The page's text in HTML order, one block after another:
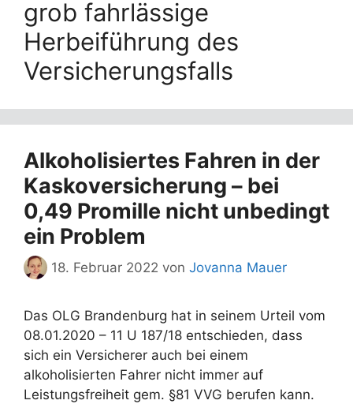
grob fahrlässige
Herbeiführung des
Versicherungsfalls
Alkoholisiertes Fahren in der
Kaskoversicherung – bei
0,49 Promille nicht unbedingt
ein Problem
18. Februar 2022 von Jovanna Mauer
Das OLG Brandenburg hat in seinem Urteil vom
08.01.2020 – 11 U 187/18 entschieden, dass
sich ein Versicherer auch bei einem
alkoholisierten Fahrer nicht immer auf
Leistungsfreiheit gem. §81 VVG berufen kann.